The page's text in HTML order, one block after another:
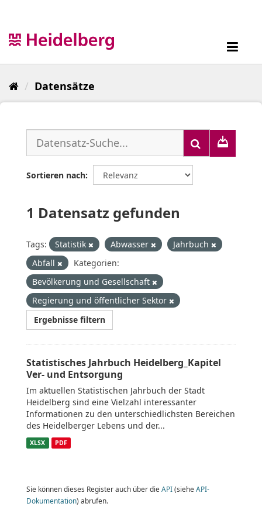
Datensätze
Sortieren nach
1 Datensatz gefunden
Tags: Statistik Abwasser
Jahrbuch
Abfall
Kategorien:
Bevölkerung und Gesellschaft
Regierung und öffentlicher Sektor
Ergebnisse filtern
Statistisches Jahrbuch Heidelberg_Kapitel
Ver- und Entsorgung
Im aktuellen Statistischen Jahrbuch der Stadt
Heidelberg sind eine Vielzahl interessanter
Informationen zu den unterschiedlichsten Bereichen
des Heidelberger Lebens und der...
XLSX PDF
Sie können dieses Register auch über die API(siehe API-
Dokumentation) abrufen.